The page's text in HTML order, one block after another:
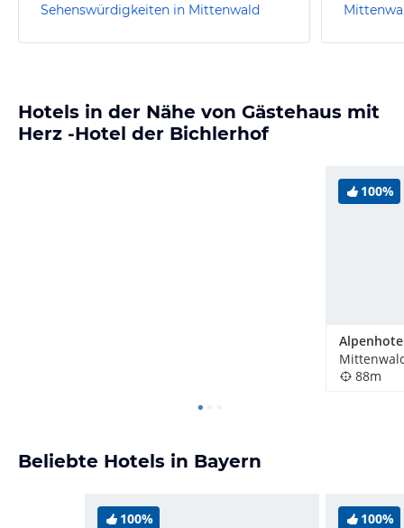
Sehenswürdigkeiten in Mittenwald
Hotels in der Nähe von Gästehaus mit
Herz -Hotel der Bichlerhof
100%
88m
Beliebte Hotels in Bayern
100% 100%